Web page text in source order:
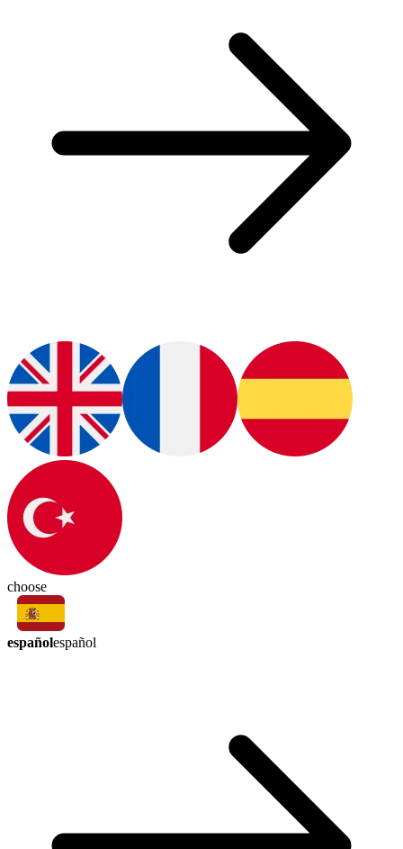
choose
españolespañol